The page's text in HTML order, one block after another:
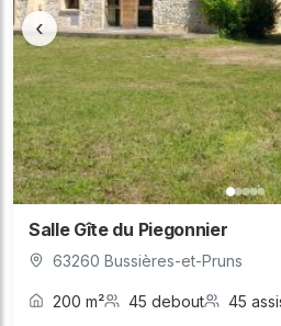
‹
Salle Gîte du Piegonnier
63260 Bussières-et-Pruns
200 m² 45 debout 45